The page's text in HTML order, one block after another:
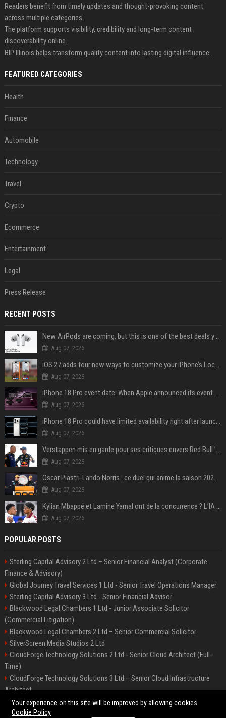
Readers benefit from timely updates and thought-provoking content
across multiple categories.
The platform supports visibility, credibility and long-term content
discoverability online.
BIP Illinois helps transform quality content into lasting digital influence.
FEATURED CATEGORIES
Health
Finance
Automobile
Technology
Travel
Crypto
Ecommerce
Entertainment
Legal
Press Release
RECENT POSTS
New AirPods are coming, but this is one of the best deals yet on AirPods Pro 3
Aug 07, 2026
iOS 27 adds four new ways to customize your iPhone’s Lock Screen
Aug 07, 2026
iPhone 18 Pro event date: When Apple announced its event over the last six years
Aug 07, 2026
iPhone 18 Pro could have limited availability right after launch: report
Aug 07, 2026
Verstappen mis en garde pour ses critiques envers Red Bull ’qui vont parfois trop loin’
Aug 07, 2026
Oscar Piastri-Lando Norris : ce duel qui anime la saison 2025 de Formule 1
Aug 07, 2026
Kylian Mbappé et Lamine Yamal ont de la concurrence ? L’IA annonce les 5 joueurs qui vont dominer le football dans les années à venir !
Aug 07, 2026
POPULAR POSTS
Sterling Capital Advisory 2 Ltd – Senior Financial Analyst (Corporate
Finance & Advisory)
Global Journey Travel Services 1 Ltd - Senior Travel Operations Manager
Sterling Capital Advisory 3 Ltd - Senior Financial Advisor
Blackwood Legal Chambers 1 Ltd - Junior Associate Solicitor
(Commercial Litigation)
Blackwood Legal Chambers 2 Ltd – Senior Commercial Solicitor
SilverScreen Media Studios 2 Ltd
CloudForge Technology Solutions 2 Ltd - Senior Cloud Architect (Full-
Time)
CloudForge Technology Solutions 3 Ltd – Senior Cloud Infrastructure
Architect
SilverScreen Media Studios 3 Ltd – Senior Content Producer
Your experience on this site will be improved by allowing cookies
Cookie Policy